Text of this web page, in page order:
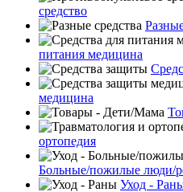
средство
питания медицина
медицина
ортопедия
Больные/пожилые люди/
Уход -